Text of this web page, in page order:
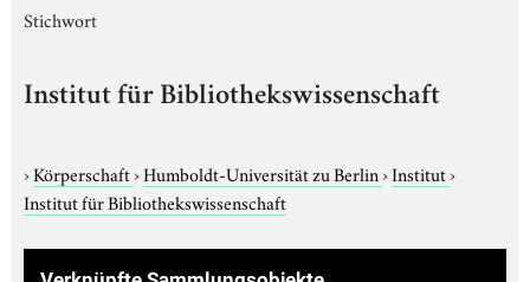
Stichwort
Institut für Bibliothekswissenschaft
›Körperschaft›Humboldt-Universität zu Berlin›Institut›
Institut für Bibliothekswissenschaft